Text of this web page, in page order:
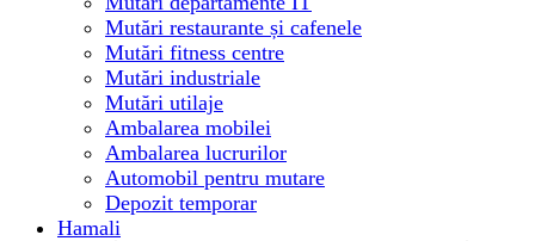
Mutări restaurante și cafenele
Mutări fitness centre
Mutări industriale
Mutări utilaje
Ambalarea mobilei
Ambalarea lucrurilor
Automobil pentru mutare
Depozit temporar
Hamali